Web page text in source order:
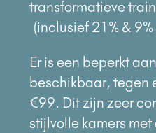
transformatieve
(inclusief 21% & 9%
Er is een beperkt
beschikbaar, tegen
€99. Dit zijn zeer
stijlvolle kamers